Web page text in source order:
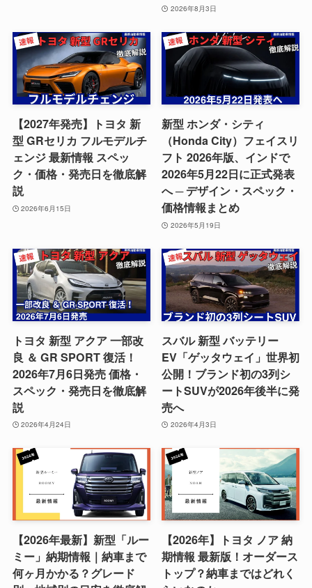
2026年8月3日
【2027年発売】トヨタ 新
型 GRセリカ フルモデルチ
ェンジ 最新情報 スペッ
ク・価格・発売日を徹底解
説
2026年6月15日
新型 ホンダ・シティ
（Honda City）フェイスリ
フト 2026年版、インドで
2026年5月22日に正式発表
へ ─ デザイン・スペック・
価格情報まとめ
2026年5月19日
トヨタ 新型 アクア 一部改
良 ＆ GR SPORT 復活！
2026年7月6日発売 価格・
スペック・発売日を徹底解
説
2026年4月24日
スバル 新型 バッテリー
EV「ゲッタウェイ」世界初
公開！ブランド初の3列シ
ートSUVが2026年後半に発
売へ
2026年4月3日
【2026年最新】新型「ルー
ミー」納期情報｜納車まで
何ヶ月かかる？グレード
【2026年】トヨタ ノア 納
期情報 最新版！オーダース
トップ？納車まではどれく